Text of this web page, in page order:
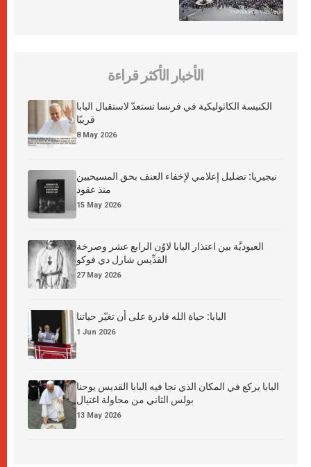
الأخبار الأكثر قراءة
الكنيسة الكاثوليكية في فرنسا تستعدّ لاستقبال البابا
قريبًا
8 May 2026
نيجيريا: تضليل إعلامي لإخفاء العنف بحق المسيحيين
منذ عقود
15 May 2026
العبوديَّة بين اعتذار البابا لاوُن الرابع عشر وصرخة
القدِّيس شارل دي فوكو
27 May 2026
البابا: حياة الله قادرة على أن تغيّر حياتنا
1 Jun 2026
البابا يركع في المكان الذي نجا فيه البابا القديس يوحنا
بولس الثاني من محاولة اغتيال
13 May 2026